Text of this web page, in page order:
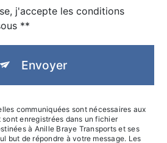
j'accepte les conditions
**
Envoyer
communiquées sont nécessaires aux
enregistrées dans un fichier
à Anille Braye Transports et ses
but de répondre à votre message. Les